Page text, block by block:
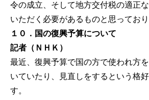
令の成立、そして地方交付税の適正
いただく必要があるものと思っており
１０．国の復興予算について
記者（ＮＨＫ）
最近、復興予算で国の方で使われ方
いていたり、見直しをするという格
す。